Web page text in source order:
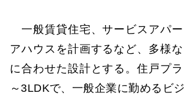
一般賃貸住宅、サービスアパ
アハウスを計画するなど、多様
に合わせた設計とする。住戸プ
～3LDKで、一般企業に勤めるビ